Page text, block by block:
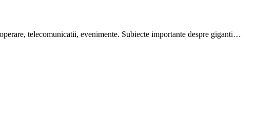
telecomunicatii, evenimente. Subiecte importante despre giganti…